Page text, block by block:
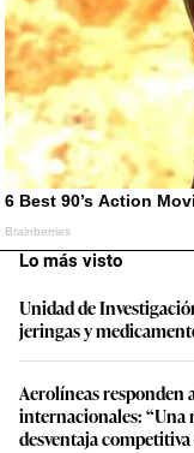
Lo más visto
Unidad de
jeringas y
Aerolíneas responden
internacionales: “Una
desventaja